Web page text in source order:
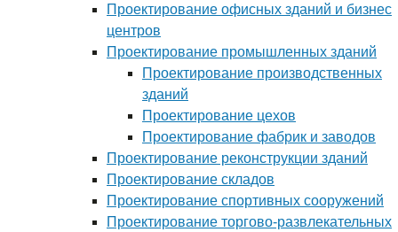
Проектирование офисных зданий и бизнес
центров
Проектирование промышленных зданий
Проектирование производственных
зданий
Проектирование цехов
Проектирование фабрик и заводов
Проектирование реконструкции зданий
Проектирование складов
Проектирование спортивных сооружений
Проектирование торгово-развлекательных